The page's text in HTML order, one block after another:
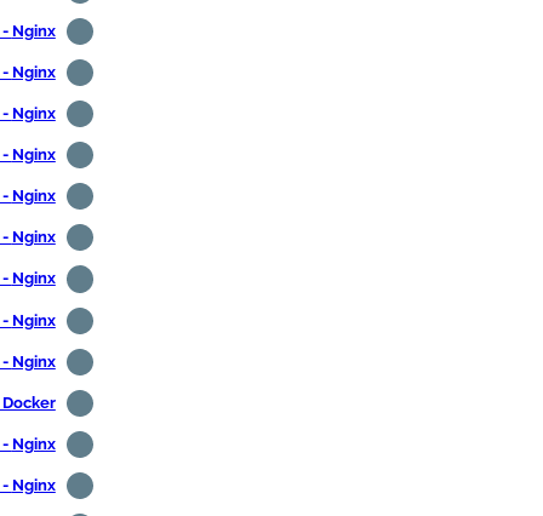
Nginx - התקנת PHP
Nginx - פייתון CGI
Nginx - פרל CGI
Nginx - מעטפת סקריפט CGI
Nginx - גולנג CGI
Nginx - התקנת Http_stub_status_module
Nginx - הפוך את המטמון ללא זמין
Nginx - שינוי כותרת זיהוי השרת
Nginx - פרוקסי
Nginx - כותרות HTTPONLY ומאובטחות
Nginx - הוספת כותרת עליונה